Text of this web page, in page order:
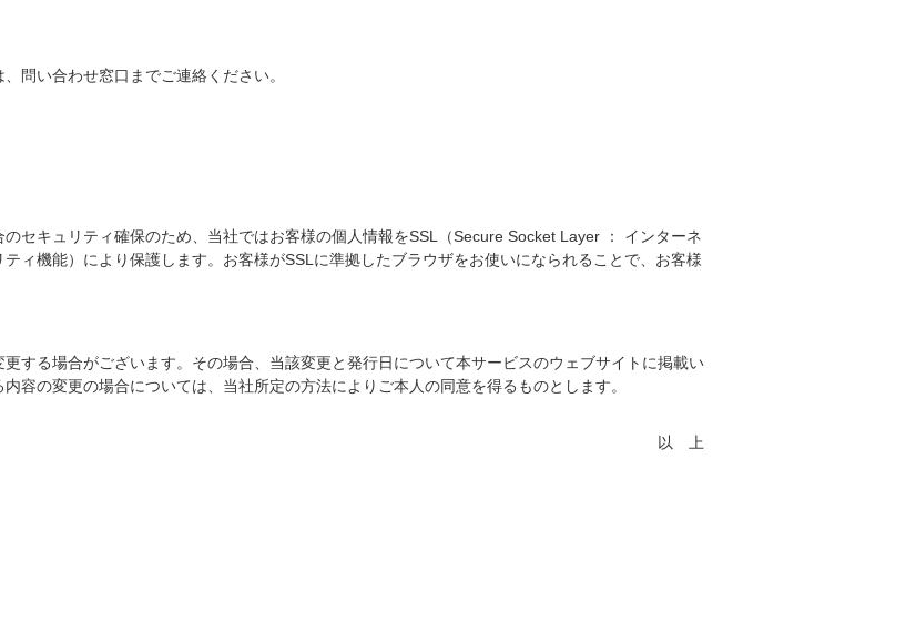
問い合わせ窓口までご連絡ください。
セキュリティ確保のため、当社ではお客様の個人情報をSSL（Secure Socket Layer ： インターネ
ィ機能）により保護します。お客様がSSLに準拠したブラウザをお使いになられることで、お客様
する場合がございます。その場合、当該変更と発行日について本サービスのウェブサイトに掲載い
容の変更の場合については、当社所定の方法によりご本人の同意を得るものとします。
以 上